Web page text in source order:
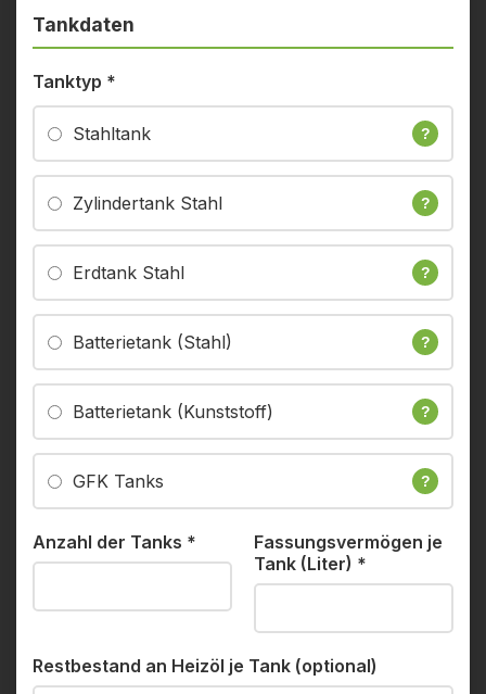
Tankdaten
Tanktyp *
Stahltank ?
Zylindertank Stahl ?
Erdtank Stahl ?
Batterietank (Stahl) ?
Batterietank (Kunststoff) ?
GFK Tanks ?
Anzahl der Tanks *
Fassungsvermögen je
Tank (Liter) *
Restbestand an Heizöl je Tank (optional)